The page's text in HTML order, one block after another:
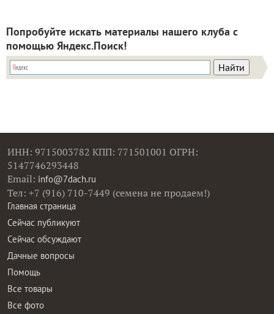
Попробуйте искать материалы нашего клуба с
помощью Яндекс.Поиск!
ИНН: 9715003782 КПП: 771501001 ОГРН:
5147746293448
Email: info@7dach.ru
Тел: +7 (916) 710-7449 (семена не продаем!)
Главная страница
Сейчас публикуют
Сейчас обсуждают
Дачные вопросы
Помощь
Все товары
Все фото